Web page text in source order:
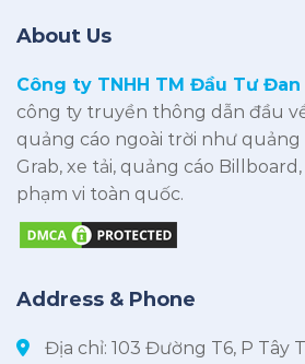
About Us
Công ty TNHH TM Đầu Tư Đan
công ty truyền thông dẫn đầu
quảng cáo ngoài trời như quảng
Grab, xe tải, quảng cáo
phạm vi toàn quốc.
Address & Phone
Địa chỉ: 103 Đường T6, P Tây